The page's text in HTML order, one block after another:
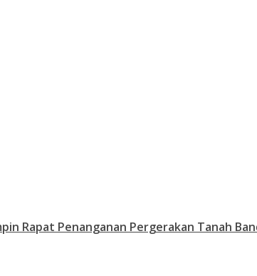
Rapat Penanganan Pergerakan Tanah